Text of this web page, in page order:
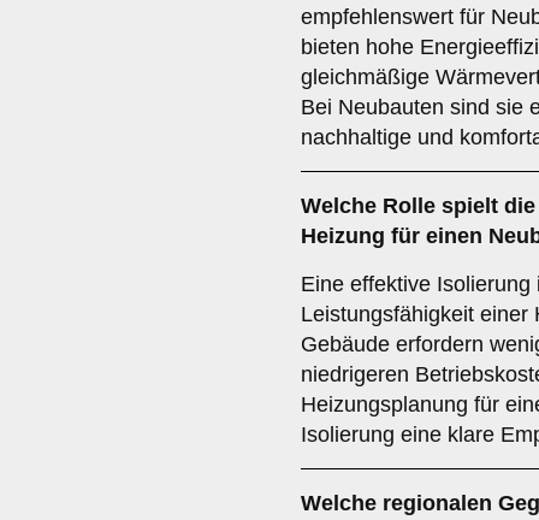
empfehlenswert für
bieten hohe
gleichmäßige
Bei Neubauten sind sie
nachhaltige und
Welche Rolle spielt
Heizung für einen
Eine effektive
Leistungsfähigkeit einer
Gebäude erfordern
niedrigeren
Heizungsplanung für
Isolierung eine klare
Welche regionalen